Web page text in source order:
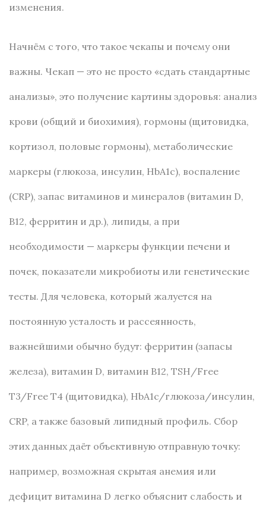
изменения.
Начнём с того, что такое чекапы и почему они
важны. Чекап — это не просто «сдать стандартные
анализы», это получение картины здоровья: анализ
крови (общий и биохимия), гормоны (щитовидка,
кортизол, половые гормоны), метаболические
маркеры (глюкоза, инсулин, HbA1c), воспаление
(CRP), запас витаминов и минералов (витамин D,
B12, ферритин и др.), липиды, а при
необходимости — маркеры функции печени и
почек, показатели микробиоты или генетические
тесты. Для человека, который жалуется на
постоянную усталость и рассеянность,
важнейшими обычно будут: ферритин (запасы
железа), витамин D, витамин B12, TSH/Free
T3/Free T4 (щитовидка), HbA1c/глюкоза/инсулин,
CRP, а также базовый липидный профиль. Сбор
этих данных даёт объективную отправную точку:
например, возможная скрытая анемия или
дефицит витамина D легко объяснит слабость и